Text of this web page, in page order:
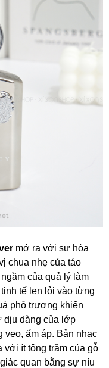
mở ra với sự hòa
chua nhẹ của táo
của quả lý làm
tế len lỏi vào từng
phô trương khiến
dịu dàng của lớp
ấm áp. Bản nhạc
với ít tông trầm của gỗ
quan bằng sự níu